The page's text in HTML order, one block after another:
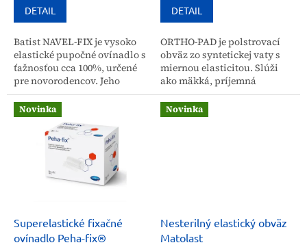
DETAIL
Batist NAVEL-FIX je vysoko
elastické pupočné ovínadlo s
ťažnosťou cca 100%, určené
pre novorodencov. Jeho
jemná štruktúra a vysoká
priedušnosť zabezpečujú
príjemné nosenie a...
DETAIL
ORTHO-PAD je polstrovací
obväz zo syntetickej vaty s
miernou elasticitou. Slúži
ako mäkká, príjemná
medzivrstva pod tuhé
sadrové obväzy, účinne
brániaca vzniku otlakov. Je...
Novinka
Superelastické fixačné
ovínadlo Peha-fix®
Novinka
Nesterilný elastický obväz
Matolast